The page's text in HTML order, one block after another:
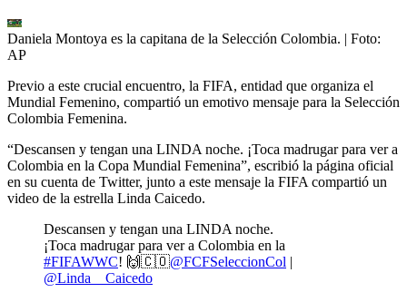
Daniela Montoya es la capitana de la Selección Colombia. | Foto:
AP
Previo a este crucial encuentro, la FIFA, entidad que organiza el
Mundial Femenino, compartió un emotivo mensaje para la Selección
Colombia Femenina.
“Descansen y tengan una LINDA noche. ¡Toca madrugar para ver a
Colombia en la Copa Mundial Femenina”, escribió la página oficial
en su cuenta de Twitter, junto a este mensaje la FIFA compartió un
video de la estrella Linda Caicedo.
Descansen y tengan una LINDA noche.
¡Toca madrugar para ver a Colombia en la
#FIFAWWC! 🙌🇨🇴@FCFSeleccionCol |
@Linda__Caicedo